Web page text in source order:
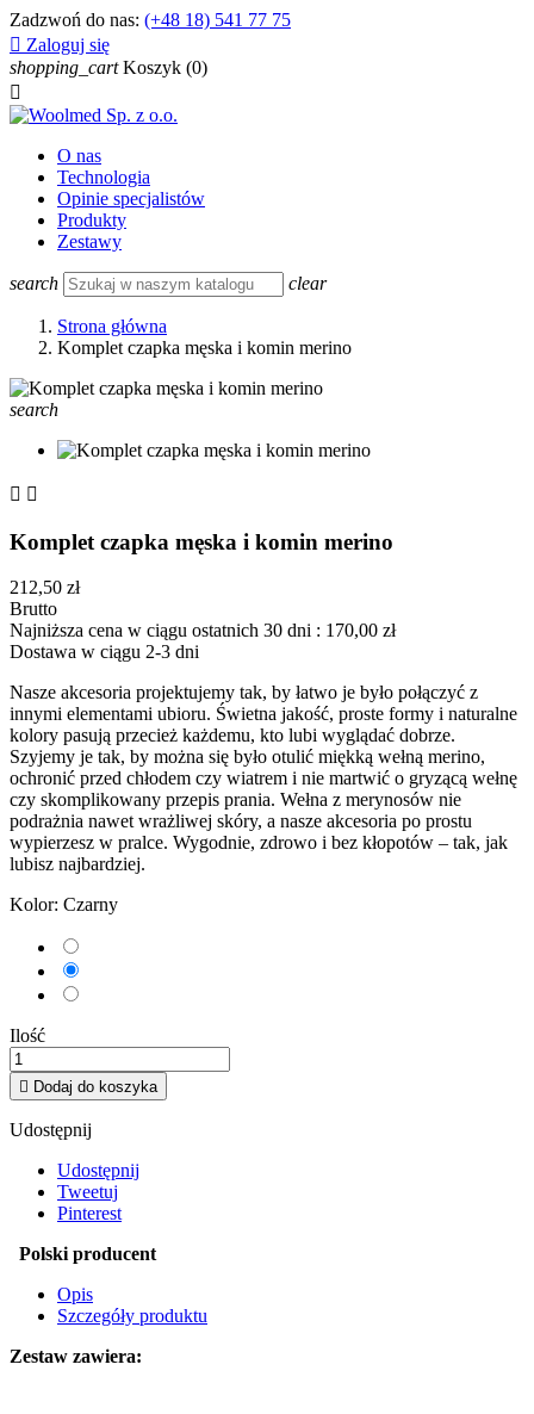
Zadzwoń do nas: (+48 18) 541 77 75
 Zaloguj się
shopping_cart Koszyk (0)

O nas
Technologia
Opinie specjalistów
Produkty
Zestawy
search clear
Strona główna
Komplet czapka męska i komin merino
search
 
Komplet czapka męska i komin merino
212,50 zł
Brutto
Najniższa cena w ciągu ostatnich 30 dni : 170,00 zł
Dostawa w ciągu 2-3 dni
Nasze akcesoria projektujemy tak, by łatwo je było połączyć z
innymi elementami ubioru. Świetna jakość, proste formy i naturalne
kolory pasują przecież każdemu, kto lubi wyglądać dobrze.
Szyjemy je tak, by można się było otulić miękką wełną merino,
ochronić przed chłodem czy wiatrem i nie martwić o gryzącą wełnę
czy skomplikowany przepis prania. Wełna z merynosów nie
podrażnia nawet wrażliwej skóry, a nasze akcesoria po prostu
wypierzesz w pralce. Wygodnie, zdrowo i bez kłopotów – tak, jak
lubisz najbardziej.
Kolor: Czarny
Ilość
 Dodaj do koszyka
Udostępnij
Udostępnij
Tweetuj
Pinterest
Polski producent
Opis
Szczegóły produktu
Zestaw zawiera: